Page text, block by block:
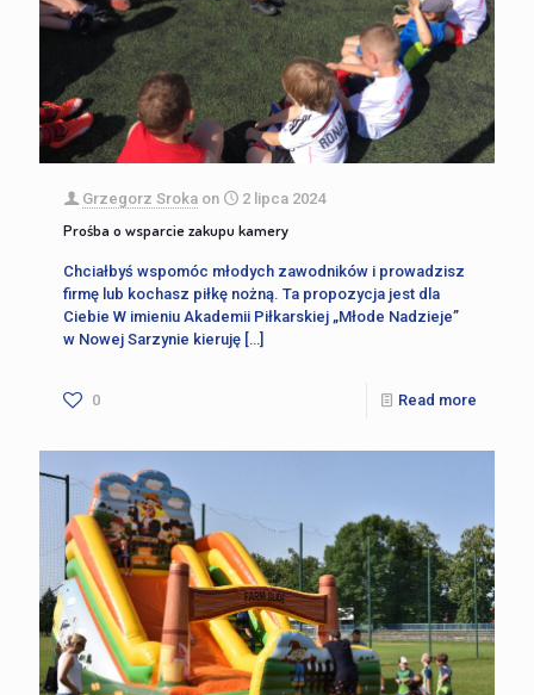
Grzegorz Sroka on 2 lipca 2024
Prośba o wsparcie zakupu kamery
Chciałbyś wspomóc młodych zawodników i prowadzisz
firmę lub kochasz piłkę nożną. Ta propozycja jest dla
Ciebie W imieniu Akademii Piłkarskiej „Młode Nadzieje”
w Nowej Sarzynie kieruję […]
0 Read more